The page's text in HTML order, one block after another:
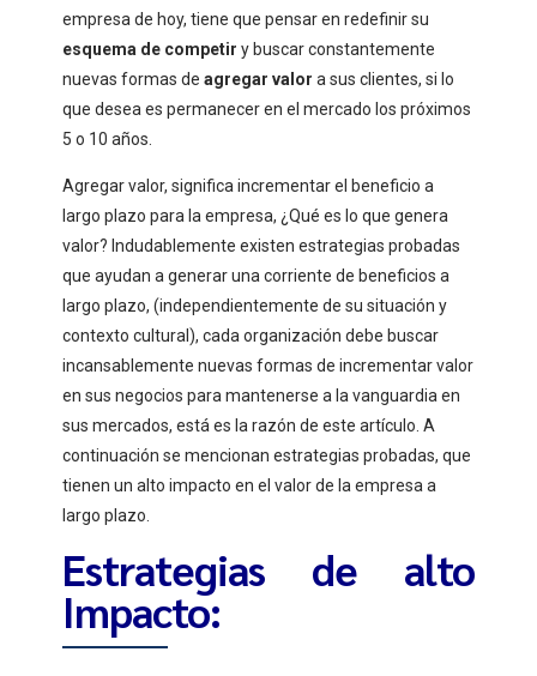
empresa de hoy, tiene que pensar en redefinir su
esquema de competir y buscar constantemente
nuevas formas deagregar valor a sus clientes, si lo
que desea es permanecer en el mercado los próximos
5 o 10 años.
Agregar valor, significa incrementar el beneficio a
largo plazo para la empresa, ¿Qué es lo que genera
valor? Indudablemente existen estrategias probadas
que ayudan a generar una corriente de beneficios a
largo plazo, (independientemente de su situación y
contexto cultural), cada organización debe buscar
incansablemente nuevas formas de incrementar valor
en sus negocios para mantenerse a la vanguardia en
sus mercados, está es la razón de este artículo. A
continuación se mencionan estrategias probadas, que
tienen un alto impacto en el valor de la empresa a
largo plazo.
Estrategias de alto
Impacto: